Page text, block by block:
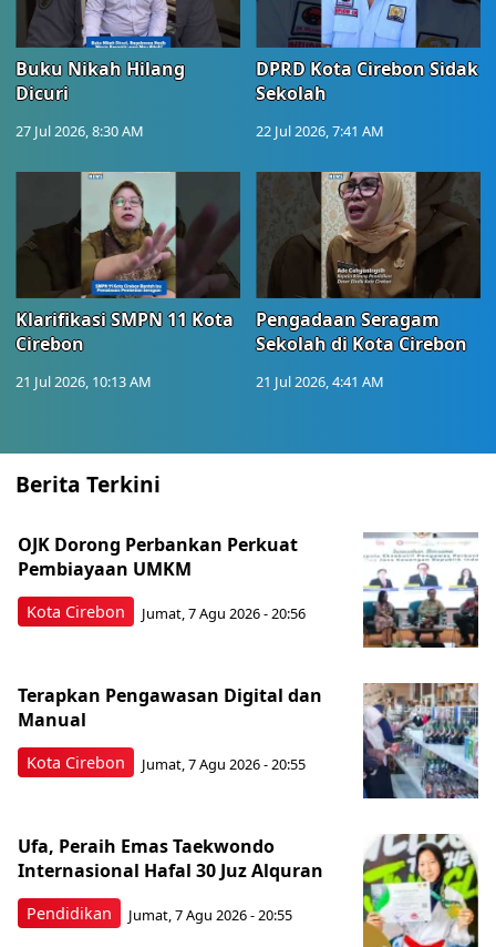
Buku Nikah Hilang
Dicuri
27 Jul 2026, 8:30 AM
DPRD Kota Cirebon Sidak
Sekolah
22 Jul 2026, 7:41 AM
Klarifikasi SMPN 11 Kota
Cirebon
21 Jul 2026, 10:13 AM
Pengadaan Seragam
Sekolah di Kota Cirebon
21 Jul 2026, 4:41 AM
Berita Terkini
Kota Cirebon
OJK Dorong Perbankan Perkuat
Pembiayaan UMKM
Jumat, 7 Agu 2026 - 20:56
Kota Cirebon
Terapkan Pengawasan Digital dan
Manual
Jumat, 7 Agu 2026 - 20:55
Pendidikan
Ufa, Peraih Emas Taekwondo
Internasional Hafal 30 Juz Alquran
Jumat, 7 Agu 2026 - 20:55